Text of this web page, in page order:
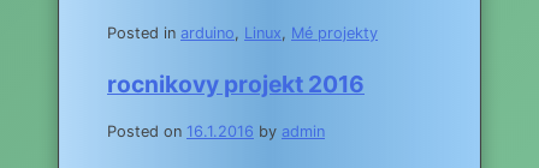
Posted in arduino, Linux, Mé projekty
rocnikovy projekt 2016
Posted on 16.1.2016 by admin